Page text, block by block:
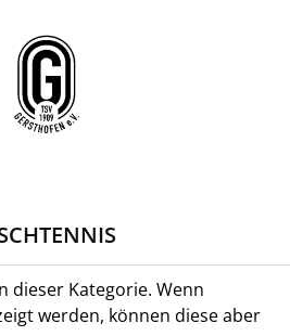
dieser Kategorie. Wenn
werden, können diese aber